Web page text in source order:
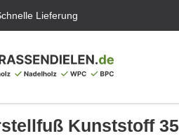
Lieferung
Kunststoff